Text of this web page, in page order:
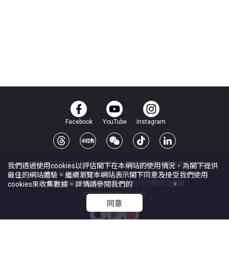
Facebook YouTube Instagram
本網頁所提供資料僅作參考用途。若因錯漏而引致任何不便或
損失，中原網頁及中原地產概不負責。
本網站採用無障礙網頁設計，如有任何問題可查詢：
info@centamail.com
我們透過使用cookies以評估閣下在本網站的使用情況，為閣下提供
最佳的網站體驗。繼續瀏覽本網站表示閣下同意及接受我們使用
cookies來收集數據。詳情請參閱我們的Cookie政策 。
同意